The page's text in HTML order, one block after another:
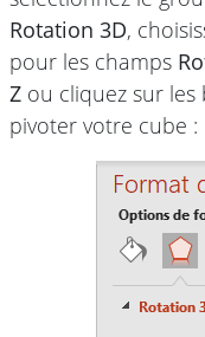
Rotation 3D,
pour les champs
Z ou cliquez sur
pivoter votre cube :